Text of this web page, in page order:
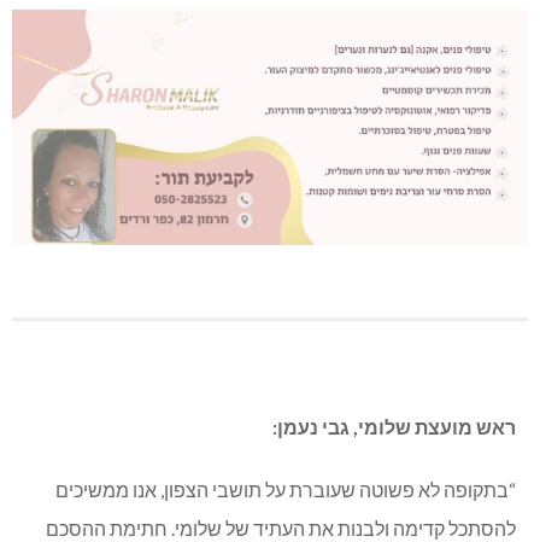
ראש מועצת שלומי, גבי נעמן:
“בתקופה לא פשוטה שעוברת על תושבי הצפון, אנו ממשיכים
להסתכל קדימה ולבנות את העתיד של שלומי. חתימת ההסכם